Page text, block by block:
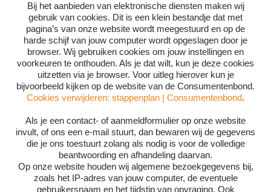
Bij het aanbieden van elektronische diensten maken wij
gebruik van cookies. Dit is een klein bestandje dat met
pagina’s van onze website wordt meegestuurd en op de
harde schijf van jouw computer wordt opgeslagen door je
browser. Wij gebruiken cookies om jouw instellingen en
voorkeuren te onthouden. Als je dat wilt, kun je deze cookies
uitzetten via je browser. Voor uitleg hierover kun je
bijvoorbeeld kijken op de website van de Consumentenbond.
Cookies verwijderen: stappenplan | Consumentenbond.
Als je een contact- of aanmeldformulier op onze website
invult, of ons een e-mail stuurt, dan bewaren wij de gegevens
die je ons toestuurt zolang als nodig is voor de volledige
beantwoording en afhandeling daarvan.
Op onze website houden wij algemene bezoekgegevens bij,
zoals het IP-adres van jouw computer, de eventuele
gebruikersnaam en het tijdstip van opvraging. Ook